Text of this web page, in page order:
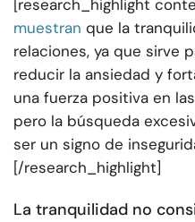
[research_highlight
muestran que la
relaciones, ya que sirve
reducir la ansiedad y
una fuerza positiva en
pero la búsqueda
ser un signo de
[/research_highlight]
La tranquilidad no